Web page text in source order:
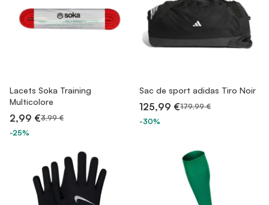
Lacets Soka Training
Multicolore
2,99 €3,99 €
-25%
Sac de sport adidas Tiro Noir
125,99 €179,99 €
-30%